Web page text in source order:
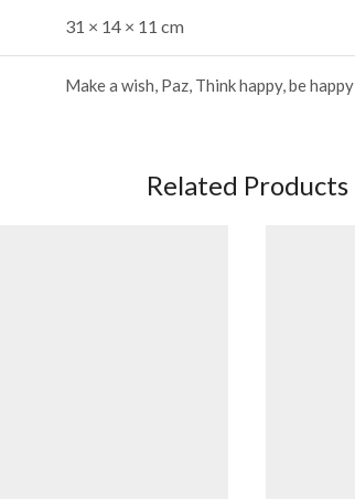
31 × 14 × 11 cm
Make a wish, Paz, Think happy, be happy
Related Products